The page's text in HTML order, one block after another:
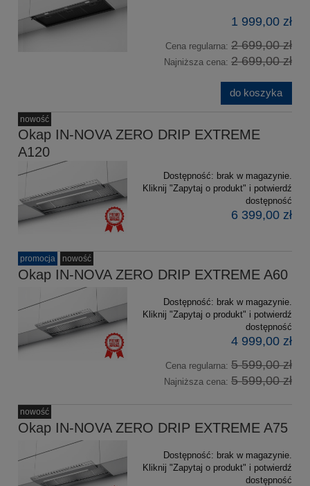
1 999,00 zł
Cena regularna: 2 699,00 zł
Najniższa cena: 2 699,00 zł
do koszyka
Okap IN-NOVA ZERO DRIP EXTREME
A120
Dostępność: brak w magazynie.
Kliknij "Zapytaj o produkt" i potwierdź
dostępność
6 399,00 zł
nowość
Okap IN-NOVA ZERO DRIP EXTREME A60
Dostępność: brak w magazynie.
Kliknij "Zapytaj o produkt" i potwierdź
dostępność
4 999,00 zł
Cena regularna: 5 599,00 zł
Najniższa cena: 5 599,00 zł
promocja nowość
Okap IN-NOVA ZERO DRIP EXTREME A75
Dostępność: brak w magazynie.
Kliknij "Zapytaj o produkt" i potwierdź
dostępność
nowość